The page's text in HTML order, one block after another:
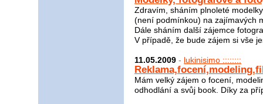
Zdravím, sháním plnoleté
(není podmínkou) na zajímavých
Dále sháním další zájemce
V případě, že bude zájem si vše
11.05.2009 - lukinisimo ::::::::
Mám velký zájem o focení,
odhodlání a svůj book. Díky za